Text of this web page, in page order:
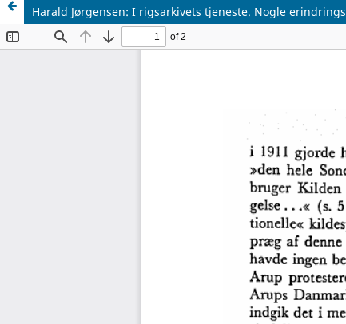
Harald Jørgensen: I rigsarkivets tjeneste. Nogle